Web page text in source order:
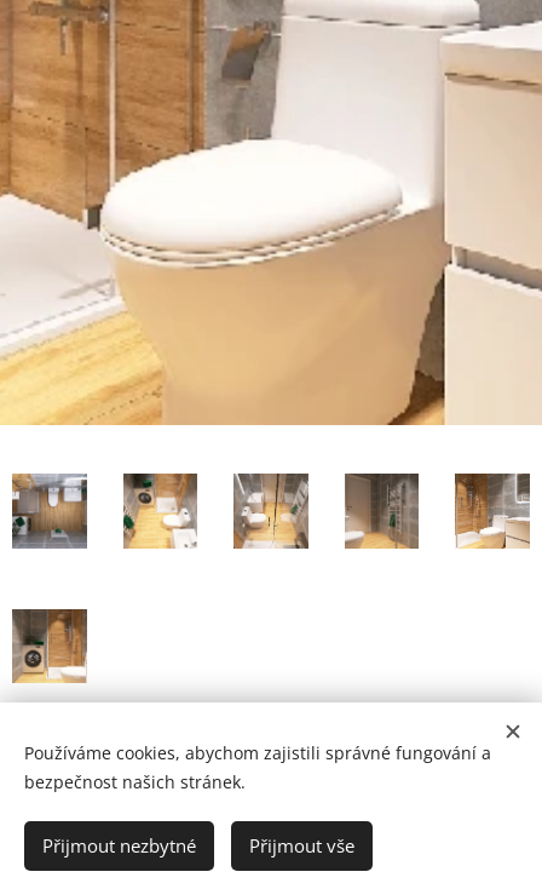
© PETR BREJCHA
OBKLADY, DLAŽBY, KOUPELNY, Masarykovo nám.36, Starý Plzenec
Cookies
Používáme cookies, abychom zajistili správné fungování a
bezpečnost našich stránek.
Přijmout nezbytné Přijmout vše